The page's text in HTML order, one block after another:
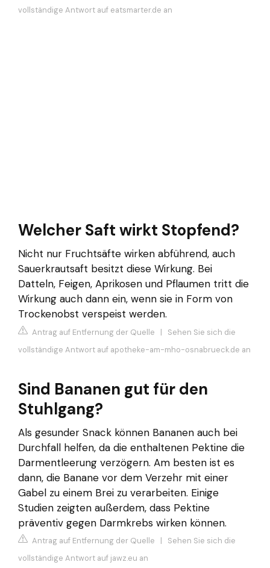
vollständige Antwort auf eatsmarter.de an
Welcher Saft wirkt Stopfend?
Nicht nur Fruchtsäfte wirken abführend, auch
Sauerkrautsaft besitzt diese Wirkung. Bei
Datteln, Feigen, Aprikosen und Pflaumen tritt die
Wirkung auch dann ein, wenn sie in Form von
Trockenobst verspeist werden.
Antrag auf Entfernung der Quelle | Sehen Sie sich die
vollständige Antwort auf apotheke-am-mho-osnabrueck.de an
Sind Bananen gut für den
Stuhlgang?
Als gesunder Snack können Bananen auch bei
Durchfall helfen, da die enthaltenen Pektine die
Darmentleerung verzögern. Am besten ist es
dann, die Banane vor dem Verzehr mit einer
Gabel zu einem Brei zu verarbeiten. Einige
Studien zeigten außerdem, dass Pektine
präventiv gegen Darmkrebs wirken können.
Antrag auf Entfernung der Quelle | Sehen Sie sich die
vollständige Antwort auf jawz.eu an